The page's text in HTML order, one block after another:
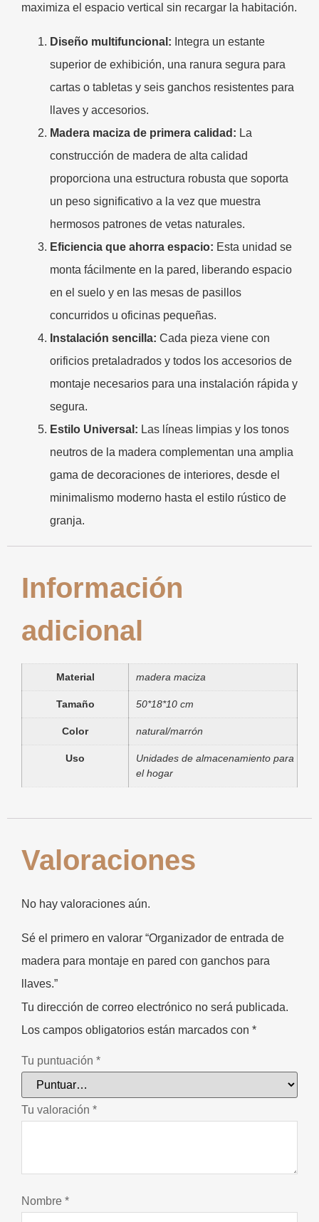
maximiza el espacio vertical sin recargar la habitación.
Diseño multifuncional: Integra un estante
superior de exhibición, una ranura segura para
cartas o tabletas y seis ganchos resistentes para
llaves y accesorios.
Madera maciza de primera calidad: La
construcción de madera de alta calidad
proporciona una estructura robusta que soporta
un peso significativo a la vez que muestra
hermosos patrones de vetas naturales.
Eficiencia que ahorra espacio: Esta unidad se
monta fácilmente en la pared, liberando espacio
en el suelo y en las mesas de pasillos
concurridos u oficinas pequeñas.
Instalación sencilla: Cada pieza viene con
orificios pretaladrados y todos los accesorios de
montaje necesarios para una instalación rápida y
segura.
Estilo Universal: Las líneas limpias y los tonos
neutros de la madera complementan una amplia
gama de decoraciones de interiores, desde el
minimalismo moderno hasta el estilo rústico de
granja.
Información
adicional
Material madera maciza
Tamaño 50*18*10 cm
Color natural/marrón
Uso
Unidades de almacenamiento para
el hogar
Valoraciones
No hay valoraciones aún.
Sé el primero en valorar “Organizador de entrada de
madera para montaje en pared con ganchos para
llaves.”
Tu dirección de correo electrónico no será publicada.
Los campos obligatorios están marcados con *
Tu puntuación *
Tu valoración *
Nombre *